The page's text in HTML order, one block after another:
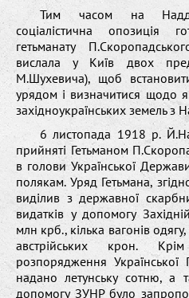
Тим часом на
соціалістична опозиція
гетьманату
вислала у Київ двох
М.Шухевича), щоб
урядом і визначитися щодо
західноукраїнських земель з
6 листопада 1918 р.
прийняті Гетьманом
в голови Української
полякам. Уряд Гетьмана,
виділив з державної
видатків у допомогу
млн крб., кілька вагонів
австрійських крон.
розпорядження Української
надано летунську сотню, а
допомогу ЗУНР було